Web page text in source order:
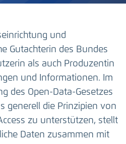
und
Gutachterin des Bundes
als auch Produzentin
und Informationen. Im
des Open-Data-Gesetzes
generell die Prinzipien von
zu unterstützen, stellt
Daten zusammen mit